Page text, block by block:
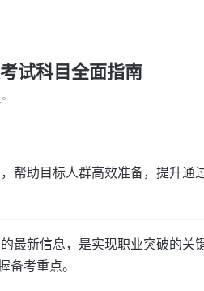
试科目全面指南
帮助目标人群高效准备，提升通
最新信息，是实现职业突破的关
备考重点。